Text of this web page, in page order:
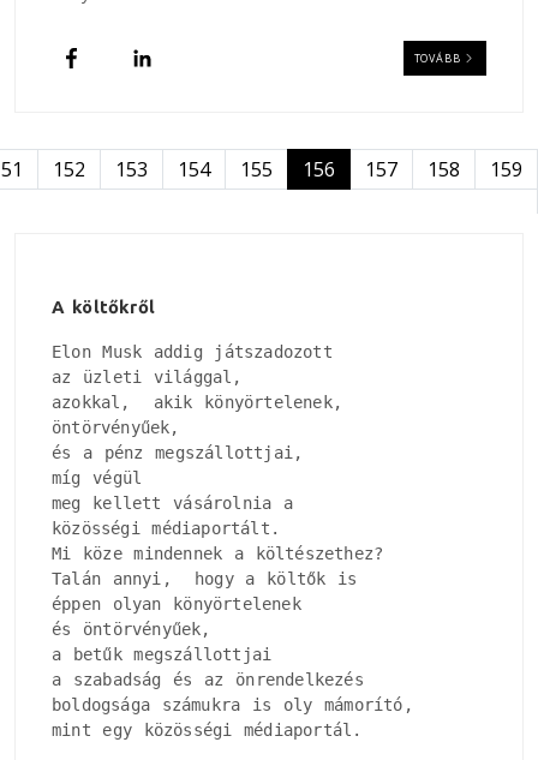
TOVÁBB
Oldalszámozás
152 153 154 155 156 157 158 159
A költőkről
Elon Musk addig játszadozott
az üzleti világgal,
azokkal,  akik könyörtelenek,
öntörvényűek,
és a pénz megszállottjai,
míg végül
meg kellett vásárolnia a
közösségi médiaportált.
Mi köze mindennek a költészethez?
Talán annyi,  hogy a költők is
éppen olyan könyörtelenek
és öntörvényűek,
a betűk megszállottjai
a szabadság és az önrendelkezés
boldogsága számukra is oly mámorító,
mint egy közösségi médiaportál.